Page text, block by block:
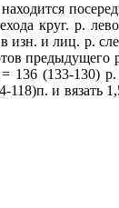
круг. р.
и лиц. р.
предыдущего
136 (133-130)
и вязать